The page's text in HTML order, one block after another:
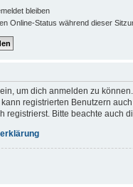
bleiben
Online-Status während dieser
um dich anmelden zu
registrierten Benutzern
registrierst. Bitte beachte auch